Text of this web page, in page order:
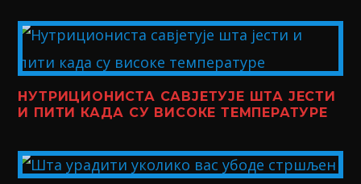
НУТРИЦИОНИСТА САВЈЕТУЈЕ ШТА ЈЕСТИ
И ПИТИ КАДА СУ ВИСОКЕ ТЕМПЕРАТУРЕ